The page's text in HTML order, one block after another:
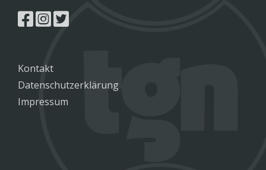
Kontakt
Datenschutzerklärung
Impressum